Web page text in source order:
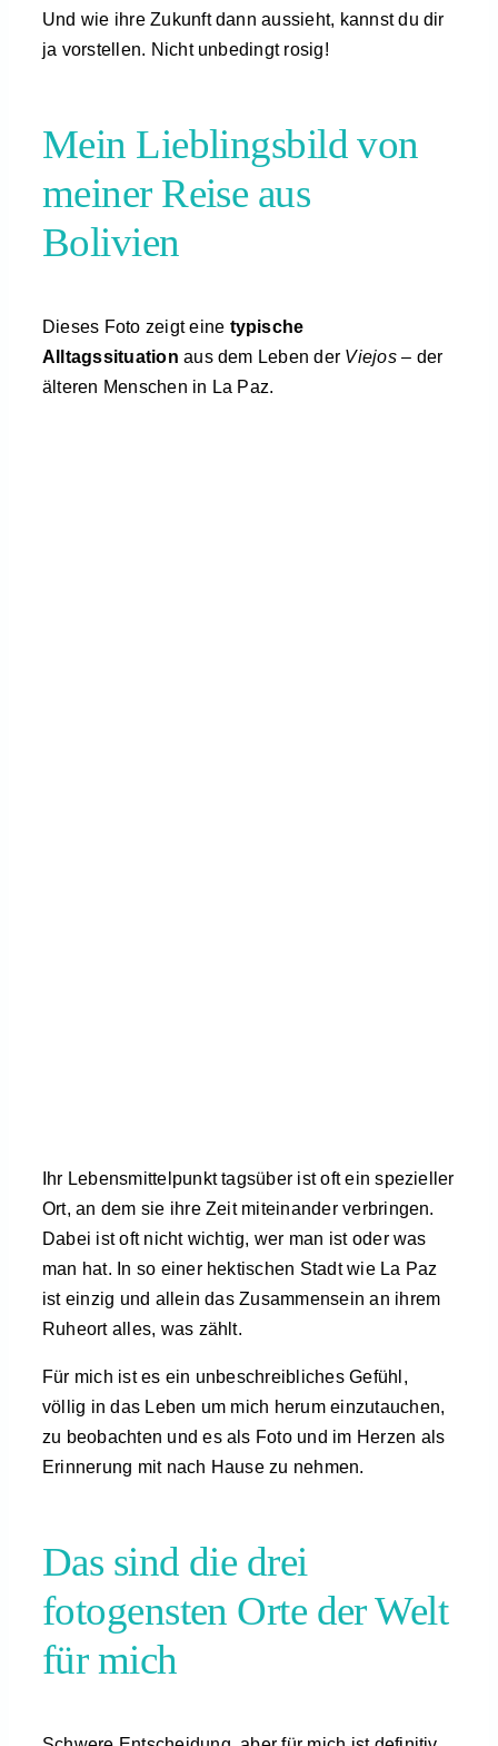
Und wie ihre Zukunft dann aussieht, kannst du dir
ja vorstellen. Nicht unbedingt rosig!
Mein Lieblingsbild von
meiner Reise aus
Bolivien
Dieses Foto zeigt eine typische
Alltagssituation aus dem Leben der Viejos– der
älteren Menschen in La Paz.
Ihr Lebensmittelpunkt tagsüber ist oft ein spezieller
Ort, an dem sie ihre Zeit miteinander verbringen.
Dabei ist oft nicht wichtig, wer man ist oder was
man hat. In so einer hektischen Stadt wie La Paz
ist einzig und allein das Zusammensein an ihrem
Ruheort alles, was zählt.
Für mich ist es ein unbeschreibliches Gefühl,
völlig in das Leben um mich herum einzutauchen,
zu beobachten und es als Foto und im Herzen als
Erinnerung mit nach Hause zu nehmen.
Das sind die drei
fotogensten Orte der Welt
für mich